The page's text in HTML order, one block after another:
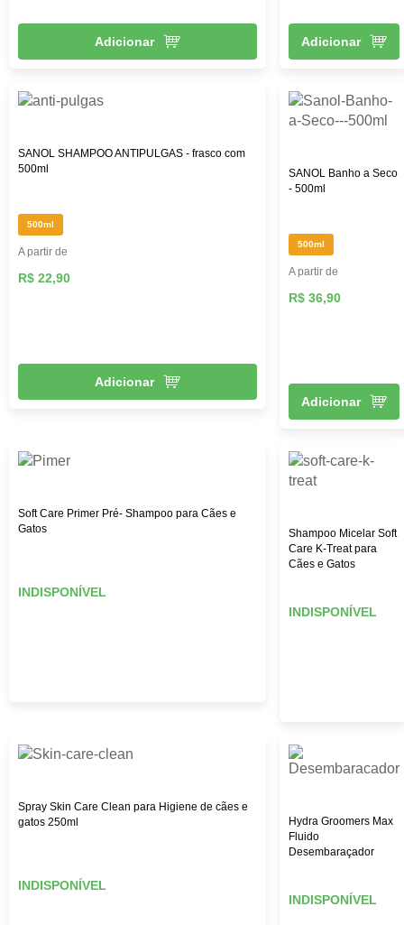
Adicionar Adicionar
SANOL SHAMPOO ANTIPULGAS - frasco com
500ml
500ml
A partir de
R$ 22,90
Adicionar
SANOL Banho a Seco
- 500ml
500ml
A partir de
R$ 36,90
Adicionar
Soft Care Primer Pré- Shampoo para Cães e
Gatos
INDISPONÍVEL
Shampoo Micelar Soft
Care K-Treat para
Cães e Gatos
INDISPONÍVEL
Spray Skin Care Clean para Higiene de cães e
gatos 250ml
INDISPONÍVEL
Hydra Groomers Max
Fluido
Desembaraçador
INDISPONÍVEL